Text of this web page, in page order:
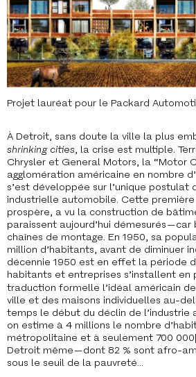
Projet lauréat pour le Packard
À Detroit, sans doute la ville la plus
shrinking cities, la crise est multiple.
Chrysler et General Motors, la “Motor
agglomération américaine en nombre
s’est développée sur l’unique postulat
industrielle automobile. Cette
prospère, a vu la construction de
paraissent aujourd’hui démesurés —
chaînes de montage. En 1950, sa
million d’habitants, avant de diminuer
décennie 1950 est en effet la période
habitants et entreprises s’installent en
traduction formelle l’idéal américain
ville et des maisons individuelles au-
temps le début du déclin de l’industrie
on estime à 4 millions le nombre
métropolitaine et à seulement 700 000
Detroit même — dont 82 % sont afro-
sous le seuil de la pauvreté…